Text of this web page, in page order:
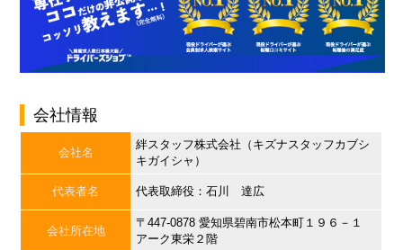
会社情報
会社名
絆スタッフ株式会社（キズナスタッフカブシ
キガイシャ）
代表者名 代表取締役：石川 達広
会社所在地
〒447-0878 愛知県碧南市松本町１９６－１
アーク東栄２階